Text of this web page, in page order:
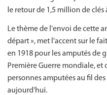
le retour de 1,5 million de
Le thème de l'envoi de cette
départ », met l'accent sur le
en 1918 pour les amputés de
Première Guerre mondiale, et
personnes amputées au fil
aujourd'hui.